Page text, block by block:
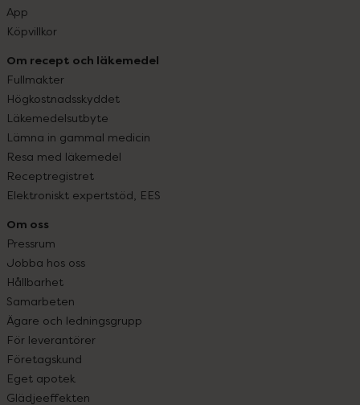
App
Köpvillkor
Om recept och läkemedel
Fullmakter
Högkostnadsskyddet
Läkemedelsutbyte
Lämna in gammal medicin
Resa med läkemedel
Receptregistret
Elektroniskt expertstöd, EES
Om oss
Pressrum
Jobba hos oss
Hållbarhet
Samarbeten
Ägare och ledningsgrupp
För leverantörer
Företagskund
Eget apotek
Glädjeeffekten